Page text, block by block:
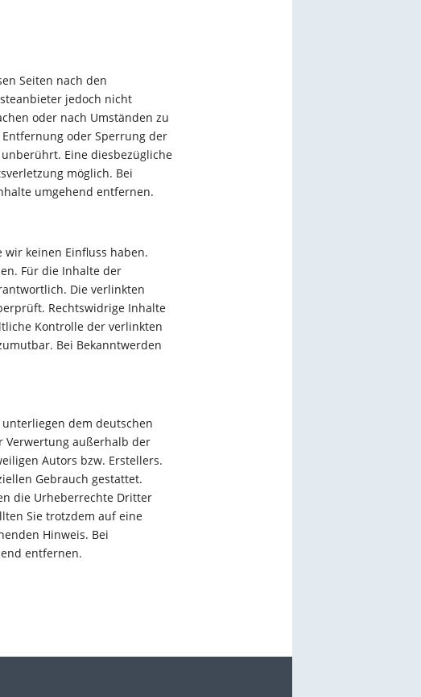
Seiten nach den
jedoch nicht
oder nach Umständen zu
oder Sperrung der
Eine diesbezügliche
möglich. Bei
umgehend entfernen.
keinen Einfluss haben.
Für die Inhalte der
Die verlinkten
Rechtswidrige Inhalte
Kontrolle der verlinkten
Bei Bekanntwerden
dem deutschen
Verwertung außerhalb der
Autors bzw. Erstellers.
Gebrauch gestattet.
die Urheberrechte Dritter
Sie trotzdem auf eine
Hinweis. Bei
entfernen.